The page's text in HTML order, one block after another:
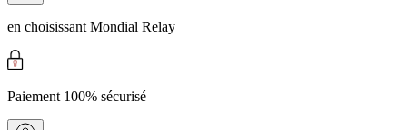
en choisissant Mondial Relay
Paiement 100% sécurisé